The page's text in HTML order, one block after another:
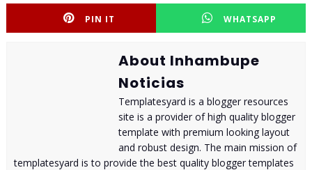
PIN IT WHATSAPP
About Inhambupe
Noticias
Templatesyard is a blogger resources
site is a provider of high quality blogger
template with premium looking layout
and robust design. The main mission of
templatesyard is to provide the best quality blogger templates